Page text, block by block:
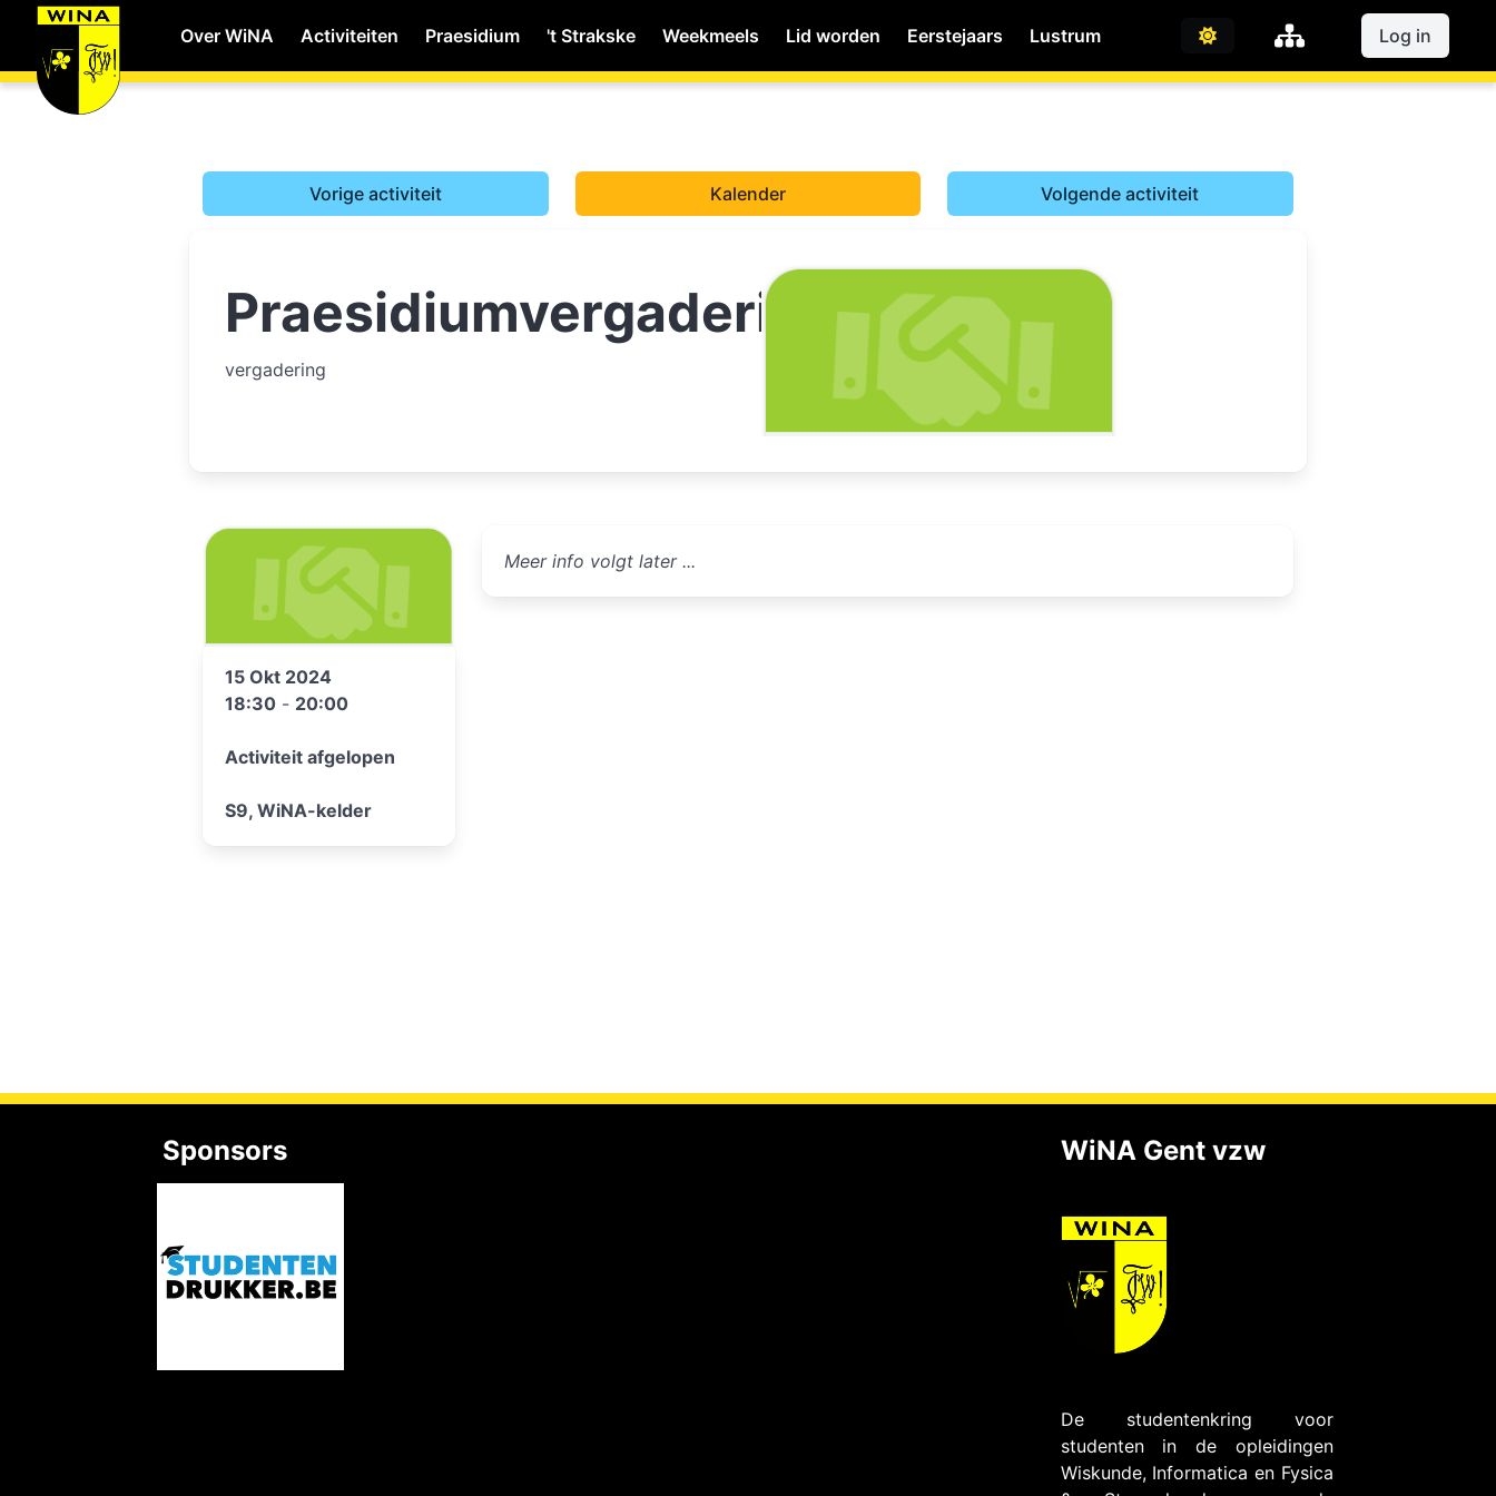
Over WiNA Activiteiten Praesidium 't Strakske Weekmeels Lid worden Eerstejaars Lustrum Log in
WiNA MyWiNA
Shop
Studie
Home
Schachten
Vorige activiteit Kalender Volgende activiteit
Praesidiumvergadering
vergadering
15 Okt 2024
18:30 - 20:00
Activiteit afgelopen
S9, WiNA-kelder
Meer info volgt later ...
Sponsors WiNA Gent vzw
De studentenkring voor
studenten in de opleidingen
Wiskunde, Informatica en Fysica